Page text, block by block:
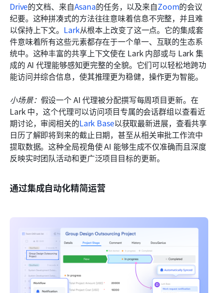
Drive的文档、来自Asana的任务，以及来自Zoom的会议
纪要。这种拼凑式的方法往往意味着信息不完整，并且难
以保持上下文。 Lark从根本上改变了这一点。它的集成套
件意味着所有这些元素都存在于一个单一、互联的生态系
统中。这种丰富的共享上下文使在 Lark 内部或与 Lark 集
成的 AI 代理能够感知更完整的全貌。它们可以轻松地跨功
能访问并综合信息，使其推理更为稳健，操作更为智能。
小场景： 假设一个 AI 代理被分配撰写每周项目更新。在
Lark 中，这个代理可以访问项目专属的会话群组以查看近
期讨论，审阅相关的Lark Base以获取最新进展，查看共享
日历了解即将到来的截止日期，甚至从相关审批工作流中
提取数据。这种全局视角使 AI 能够生成不仅准确而且深度
反映实时团队活动和更广泛项目目标的更新。
通过集成自动化精简运营